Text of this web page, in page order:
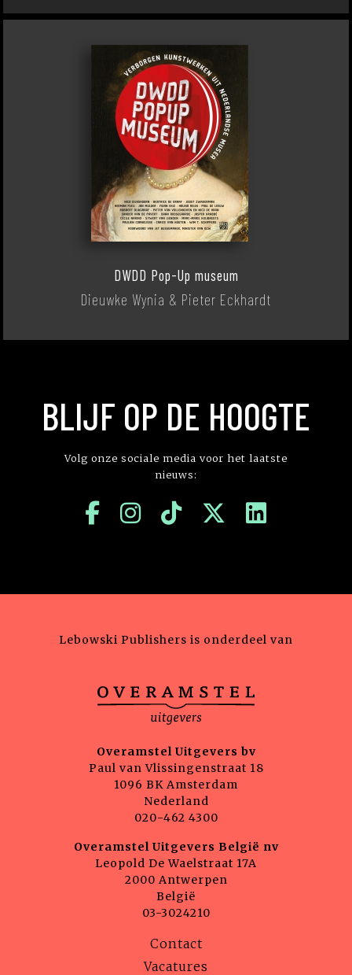
DWDD Pop-Up museum
Dieuwke Wynia & Pieter Eckhardt
BLIJF OP DE HOOGTE
Volg onze sociale media voor het laatste
nieuws:
Lebowski Publishers is onderdeel van
Overamstel Uitgevers bv
Paul van Vlissingenstraat 18
1096 BK Amsterdam
Nederland
020-462 4300
Overamstel Uitgevers België nv
Leopold De Waelstraat 17A
2000 Antwerpen
België
03-3024210
Contact
Vacatures